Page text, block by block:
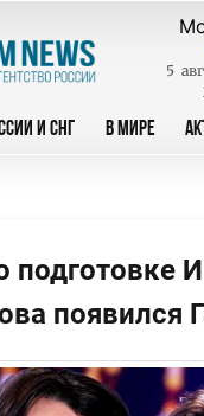
5
И СНГ В МИРЕ
подготовке
появился